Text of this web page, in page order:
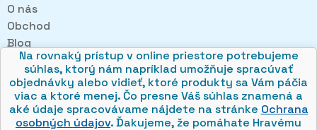
Pri návštevách kamenného obchodu pozorne
načúvame malým aj veľkým, aby sme zistili, čo sa Vám
v obchode páči najviac a mohli sa tak posúvať vpred.
Na rovnaký prístup v online priestore potrebujeme
súhlas, ktorý nám napríklad umožňuje spracúvať
objednávky alebo vidieť, ktoré produkty sa Vám páčia
viac a ktoré menej. Čo presne Váš súhlas znamená a
aké údaje spracovávame nájdete na stránke Ochrana
osobných údajov. Ďakujeme, že pomáhate Hravému
O nás
Obchod
Blog
Obchodné podmienky
Ochrana osobných údajov